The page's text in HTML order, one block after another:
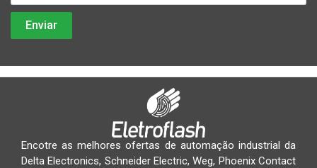
Encotre as melhores ofertas de automação industrial da
Delta Electronics, Schneider Electric, Weg, Phoenix Contact